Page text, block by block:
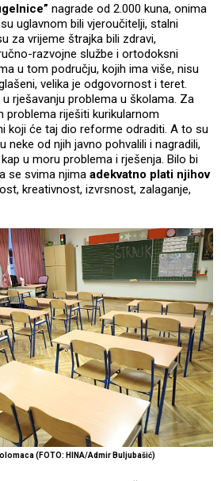
nagrade od 2.000 kuna, onima
uglavnom bili vjeroučitelji, stalni
za vrijeme štrajka bili zdravi,
razvojne službe i ortodoksni
u tom području, kojih ima više, nisu
velika je odgovornost i teret.
rješavanju problema u školama. Za
problema riješiti kurikularnom
koji će taj dio reforme odraditi. A to su
neke od njih javno pohvalili i nagradili,
u moru problema i rješenja. Bilo bi
se svima njima adekvatno plati njihov
kreativnost, izvrsnost, zalaganje,
(FOTO: HINA/Admir Buljubašić)